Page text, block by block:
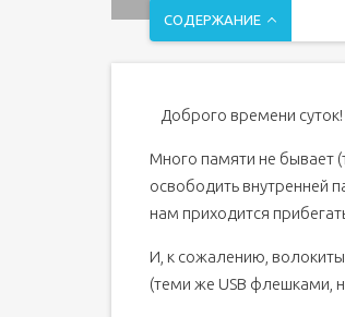
СОДЕРЖАНИЕ
MicroSD не
Несовместимость
Плохой контакт
Карта памяти была
Родной проводник или
Доброго времени суток!
Много памяти не бывает
освободить внутренней
нам приходится
И, к сожалению,
(теми же USB флешками,